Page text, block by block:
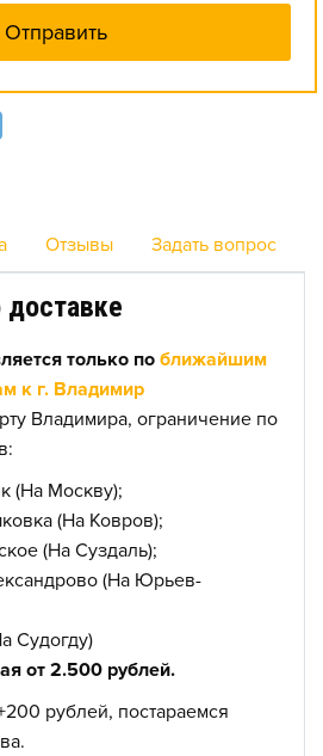
Отзывы Задать вопрос
только поближайшим
к г. Владимир
Владимира, ограничение по
(На Москву);
(На Ковров);
(На Суздаль);
(На Юрьев-
Судогду)
от 2.500 рублей.
рублей, постараемся